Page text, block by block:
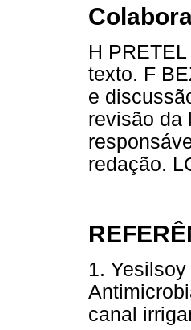
H
texto. F
e
revisão da
redação.
1.
canal